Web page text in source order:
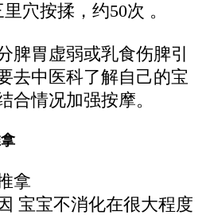
穴按揉，约50次 。
脾胃虚弱或乳食伤脾引
去中医科了解自己的宝
合情况加强按摩。
拿
宝宝不消化在很大程度